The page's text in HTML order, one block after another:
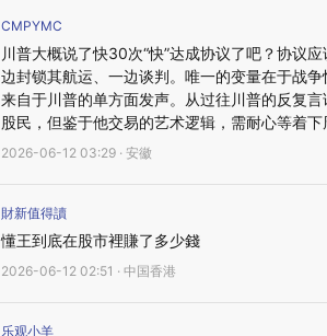
CMPYMC
川普大概说了快30次“快”达成协议了吧？协议
边封锁其航运、一边谈判。唯一的变量在于战
来自于川普的单方面发声。从过往川普的反复
股民，但鉴于他交易的艺术逻辑，需耐心等着下
2026-06-12 03:29 · 安徽
財新值得讀
懂王到底在股市裡賺了多少錢
2026-06-12 02:51 · 中国香港
乐观小羊